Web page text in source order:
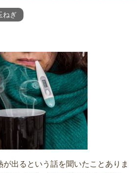
ねぎ
出るという話を聞いたことありま